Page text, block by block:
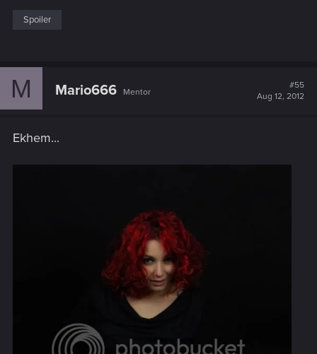
Spoiler
M Mario666 Mentor
#55
Aug 12, 2012
Ekhem...